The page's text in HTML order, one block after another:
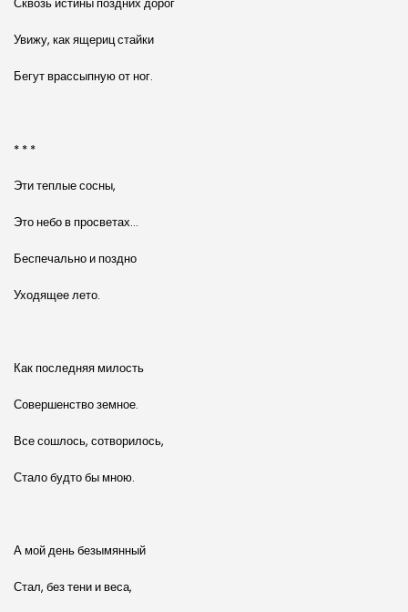
Увижу, как ящериц стайки
Бегут врассыпную от ног.
* * *
Эти теплые сосны,
Это небо в просветах…
Беспечально и поздно
Уходящее лето.
Как последняя милость
Совершенство земное.
Все сошлось, сотворилось,
Стало будто бы мною.
А мой день безымянный
Стал, без тени и веса,